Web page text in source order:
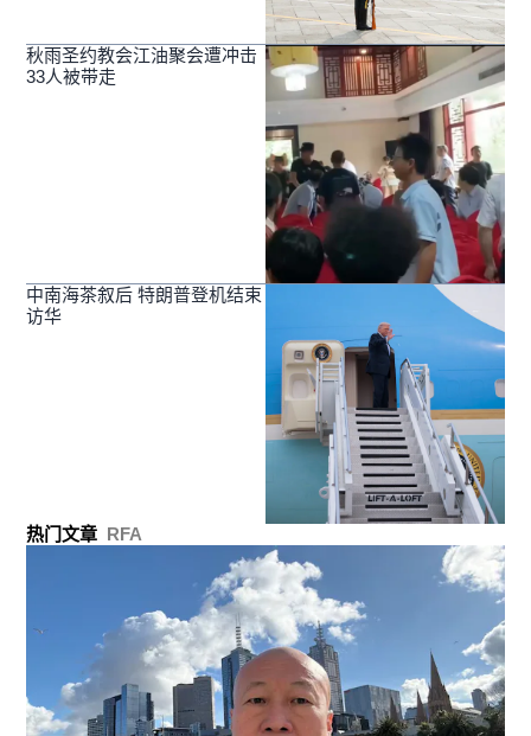
秋雨圣约教会江油聚会遭冲击
33人被带走
中南海茶叙后 特朗普登机结束
访华
热门文章 RFA